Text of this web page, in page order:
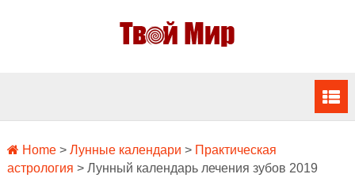
Home> Лунные календари > Практическая
астрология > Лунный календарь лечения зубов 2019